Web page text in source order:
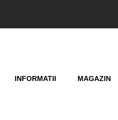
INFORMATII MAGAZIN